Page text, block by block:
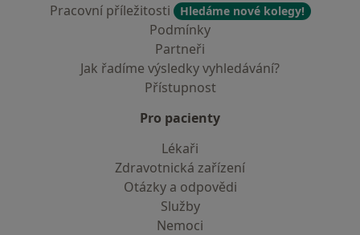
Pracovní příležitosti
Hledáme nové kolegy!
Podmínky
Partneři
Jak řadíme výsledky vyhledávání?
Přístupnost
Pro pacienty
Lékaři
Zdravotnická zařízení
Otázky a odpovědi
Služby
Nemoci